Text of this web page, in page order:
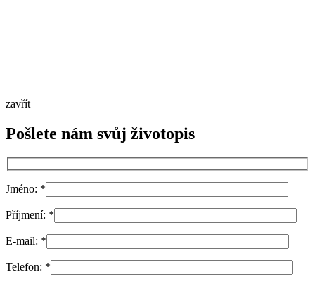
zavřít
Pošlete nám svůj životopis
Jméno: *
Příjmení: *
E-mail: *
Telefon: *